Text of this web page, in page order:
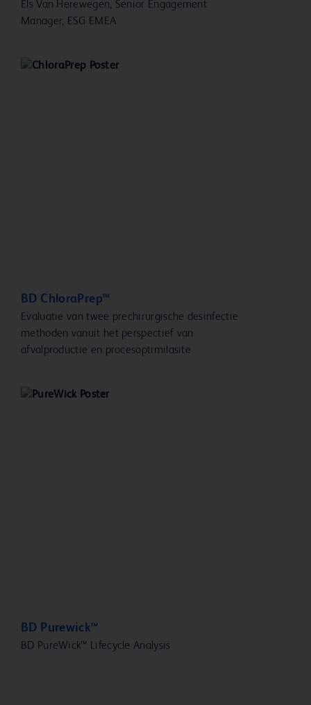
Els Van Herewegen, Senior Engagement
Manager, ESG EMEA
BD ChloraPrep™
Evaluatie van twee prechirurgische desinfectie
methoden vanuit het perspectief van
afvalproductie en procesoptimilasite
BD Purewick™
BD PureWick™ Lifecycle Analysis